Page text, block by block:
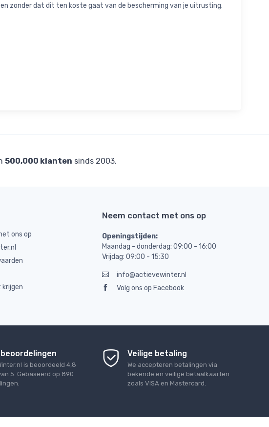
zonder dat dit ten koste gaat van de bescherming van je uitrusting.
500,000 klanten sinds 2003.
ons op
Neem contact met ons op
Openingstijden:
Maandag - donderdag: 09:00 - 16:00
Vrijdag: 09:00 - 15:30
info@actievewinter.nl
Volg ons op Facebook
beoordelingen
is beoordeeld 4,8
5. Gebaseerd op 890
Veilige betaling
We accepteren betalingen via
bekende en veilige betaalkaarten
zoals VISA en Mastercard.